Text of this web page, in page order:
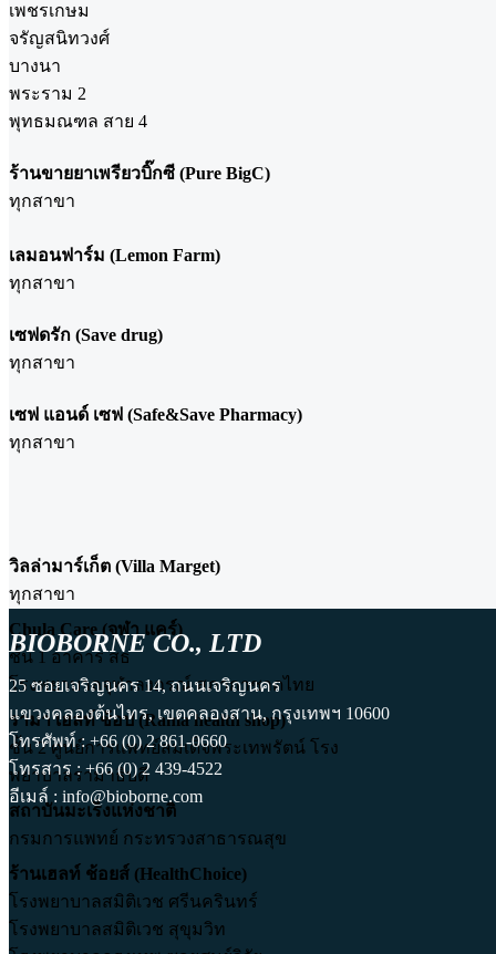
เพชรเกษม
จรัญสนิทวงศ์
บางนา
พระราม 2
พุทธมณฑล สาย 4
ร้านขายยาเพรียวบิ๊กซี (Pure BigC)
ทุกสาขา
เลมอนฟาร์ม (Lemon Farm)
ทุกสาขา
เซฟดรัก (Save drug)
ทุกสาขา
เซฟ แอนด์ เซฟ (Safe&Save Pharmacy)
ทุกสาขา
วิลล่ามาร์เก็ต (Villa Marget)
ทุกสาขา
Chula Care (จุฬา แคร์)
ชั้น 1 อาคาร สธ
โรงพยาบาลจุฬาลงกรณ์ สภากาชาดไทย
รามา เฮลท์ ช้อป (Rama health shop)
ชั้น 2 ศูนย์การแพทย์สมเด็จพระเทพรัตน์ โรง
พยาบาลรามาธิบดี
สถาบันมะเร็งแห่งชาติ
กรมการแพทย์ กระทรวงสาธารณสุข
ร้านเฮลท์ ช้อยส์ (HealthChoice)
โรงพยาบาลสมิติเวช ศรีนครินทร์
โรงพยาบาลสมิติเวช สุขุมวิท
BIOBORNE CO., LTD
25 ซอยเจริญนคร 14, ถนนเจริญนคร
แขวงคลองต้นไทร, เขตคลองสาน, กรุงเทพฯ 10600
โทรศัพท์ : +66 (0) 2 861-0660
โทรสาร : +66 (0) 2 439-4522
อีเมล์ : info@bioborne.com